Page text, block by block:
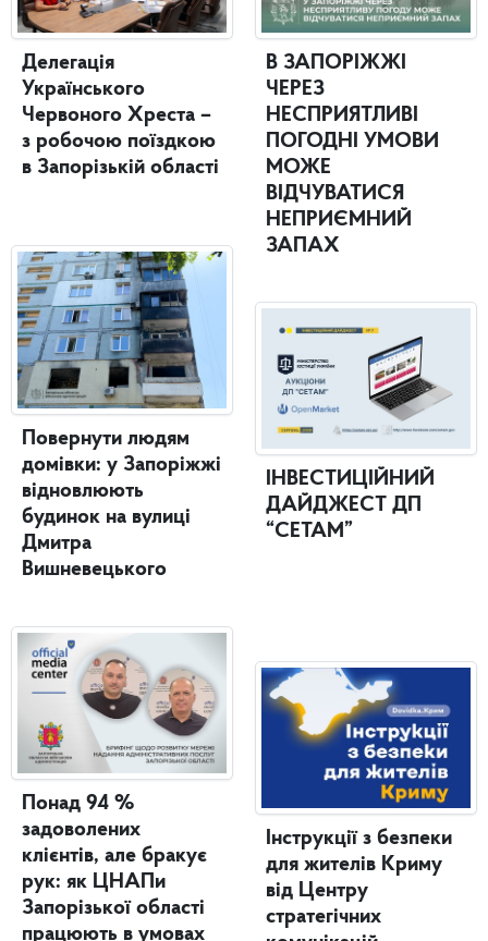
Делегація
Українського
Червоного Хреста –
з робочою поїздкою
в Запорізькій області
Повернути людям
домівки: у Запоріжжі
відновлюють
будинок на вулиці
Дмитра
Вишневецького
Понад 94 %
задоволених
клієнтів, але бракує
рук: як ЦНАПи
Запорізької області
працюють в умовах
В ЗАПОРІЖЖІ
ЧЕРЕЗ
НЕСПРИЯТЛИВІ
ПОГОДНІ УМОВИ
МОЖЕ
ВІДЧУВАТИСЯ
НЕПРИЄМНИЙ
ЗАПАХ
ІНВЕСТИЦІЙНИЙ
ДАЙДЖЕСТ ДП
“СЕТАМ”
Інструкції з безпеки
для жителів Криму
від Центру
стратегічних